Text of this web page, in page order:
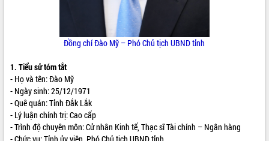
QUY HOẠCH - KẾ HOẠCHĐồng chí Đào Mỹ – Phó Chủ tịch UBND tỉnh
1. Tiểu sử tóm tắt
- Họ và tên: Đào Mỹ
- Ngày sinh: 25/12/1971
- Quê quán: Tỉnh Đắk Lắk
- Lý luận chính trị: Cao cấp
- Trình độ chuyên môn: Cử nhân Kinh tế, Thạc sĩ Tài chính – Ngân hàng